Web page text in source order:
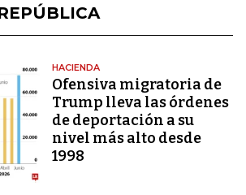
HACIENDA
Ofensiva migratoria de
Trump lleva las órdenes
de deportación a su
nivel más alto desde
1998